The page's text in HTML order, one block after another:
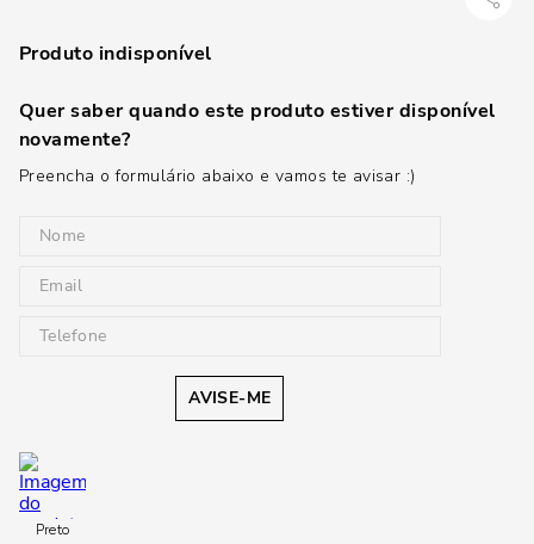
Produto indisponível
Quer saber quando este produto estiver disponível
novamente?
Preencha o formulário abaixo e vamos te avisar :)
AVISE-ME
Preto